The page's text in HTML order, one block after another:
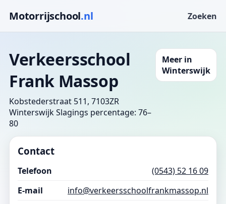
Motorrijschool.nl Zoeken
Verkeersschool
Frank Massop
Kobstederstraat 511, 7103ZR
WinterswijkSlagings percentage: 76–
80
Meer in
Winterswijk
Contact
Telefoon
(0543) 52 16 09
E-mail
info@verkeersschoolfrankmassop.nl